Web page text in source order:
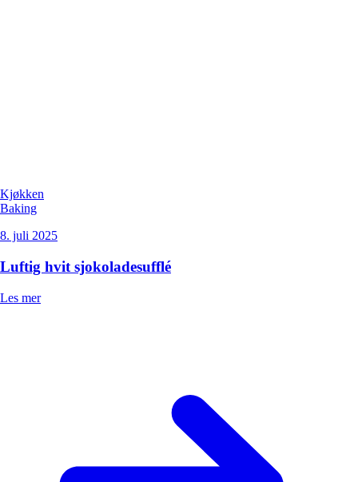
Kjøkken
Baking
8. juli 2025
Luftig hvit sjokoladesufflé
Les mer